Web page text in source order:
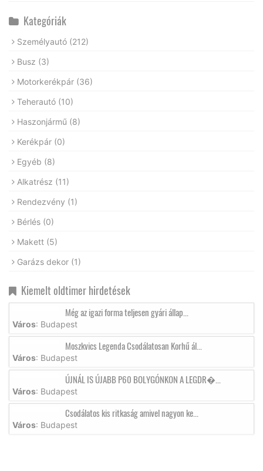
Kategóriák
Személyautó (212)
Busz (3)
Motorkerékpár (36)
Teherautó (10)
Haszonjármű (8)
Kerékpár (0)
Egyéb (8)
Alkatrész (11)
Rendezvény (1)
Bérlés (0)
Makett (5)
Garázs dekor (1)
Kiemelt oldtimer hirdetések
Még az igazi forma teljesen gyári állap...
Város: Budapest
Moszkvics Legenda Csodálatosan Korhű ál...
Város: Budapest
ÚJNÁL IS ÚJABB P60 BOLYGÓNKON A LEGDR�...
Város: Budapest
Csodálatos kis ritkaság amivel nagyon ke...
Város: Budapest